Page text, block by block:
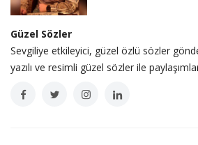
Güzel Sözler
Sevgiliye etkileyici, güzel özlü sözler
yazılı ve resimli güzel sözler ile